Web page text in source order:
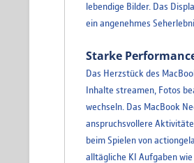
lebendige Bilder. Das
ein angenehmes
Starke
Das Herzstück des
Inhalte streamen, Fotos
wechseln. Das MacBook
anspruchsvollere
beim Spielen von
alltägliche KI Aufgaben